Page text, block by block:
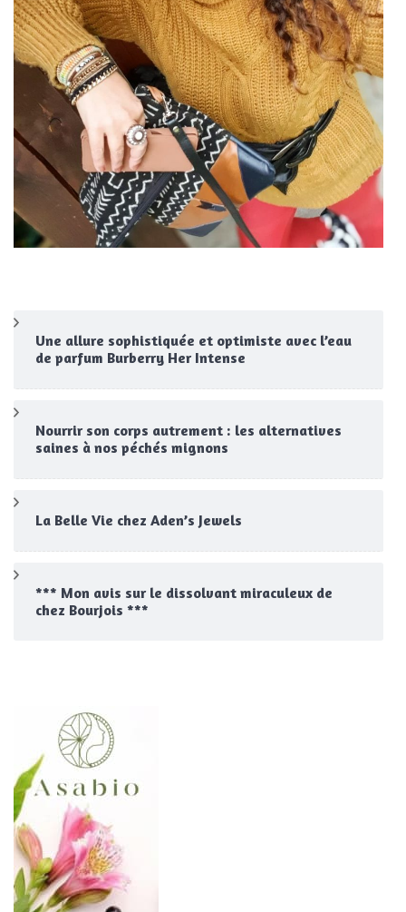
Une allure sophistiquée et optimiste avec l’eau
de parfum Burberry Her Intense
Nourrir son corps autrement : les alternatives
saines à nos péchés mignons
La Belle Vie chez Aden’s Jewels
*** Mon avis sur le dissolvant miraculeux de
chez Bourjois ***